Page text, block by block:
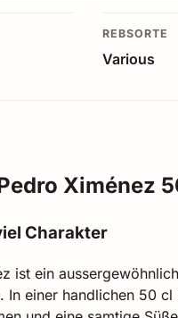
REBSORTE
Various
Ximénez
Charakter
ist ein
In einer handlichen 50